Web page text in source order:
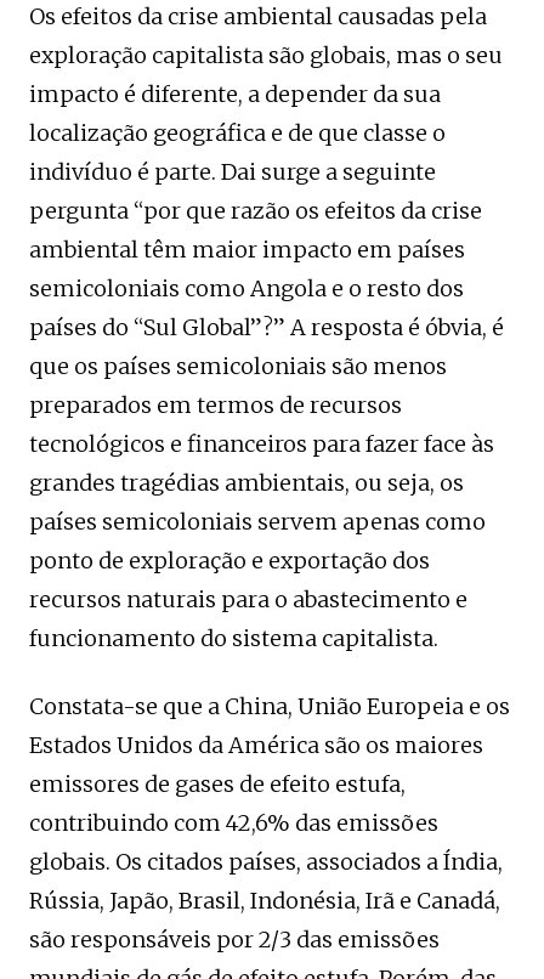
Os efeitos da crise ambiental causadas pela
exploração capitalista são globais, mas o seu
impacto é diferente, a depender da sua
localização geográfica e de que classe o
indivíduo é parte. Dai surge a seguinte
pergunta “por que razão os efeitos da crise
ambiental têm maior impacto em países
semicoloniais como Angola e o resto dos
países do “Sul Global”?” A resposta é óbvia, é
que os países semicoloniais são menos
preparados em termos de recursos
tecnológicos e financeiros para fazer face às
grandes tragédias ambientais, ou seja, os
países semicoloniais servem apenas como
ponto de exploração e exportação dos
recursos naturais para o abastecimento e
funcionamento do sistema capitalista.
Constata-se que a China, União Europeia e os
Estados Unidos da América são os maiores
emissores de gases de efeito estufa,
contribuindo com 42,6% das emissões
globais. Os citados países, associados a Índia,
Rússia, Japão, Brasil, Indonésia, Irã e Canadá,
são responsáveis por 2/3 das emissões